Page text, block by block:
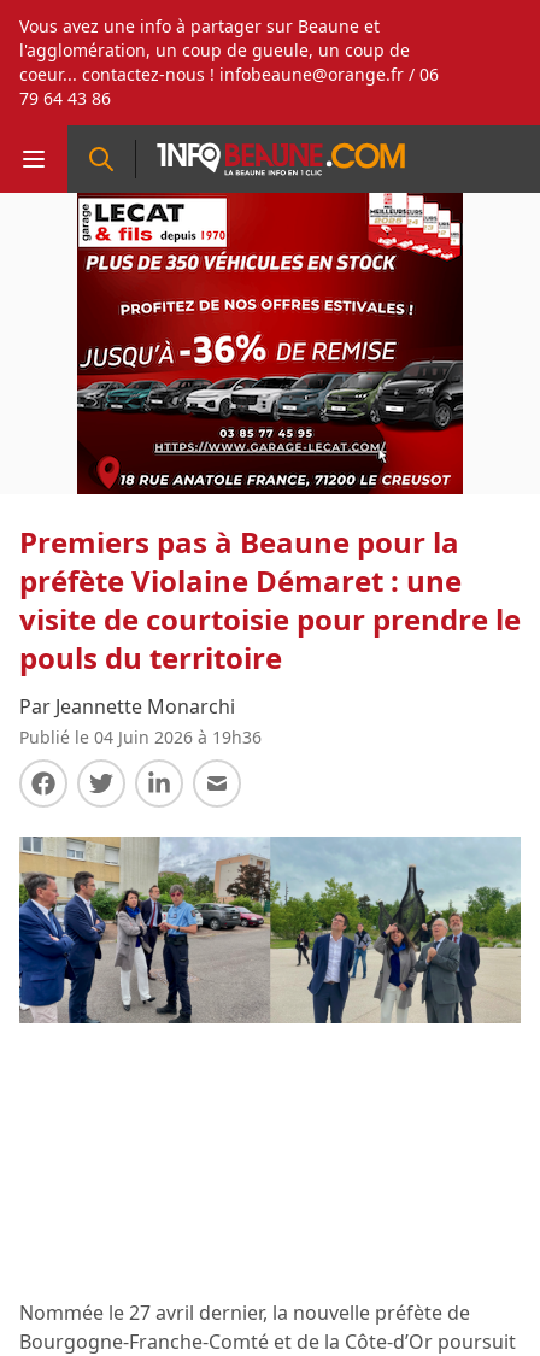
Vous avez une info à partager sur Beaune et
l'agglomération, un coup de gueule, un coup de
coeur... contactez-nous ! infobeaune@orange.fr / 06
79 64 43 86
Premiers pas à Beaune pour la
préfète Violaine Démaret : une
visite de courtoisie pour prendre le
pouls du territoire
Par Jeannette Monarchi
Publié le 04 Juin 2026 à 19h36
Partager sur Facebook
Partager sur Twitter
Partager sur LinkedIn
Partager par E-mail
Nommée le 27 avril dernier, la nouvelle préfète de
Bourgogne-Franche-Comté et de la Côte-d’Or poursuit